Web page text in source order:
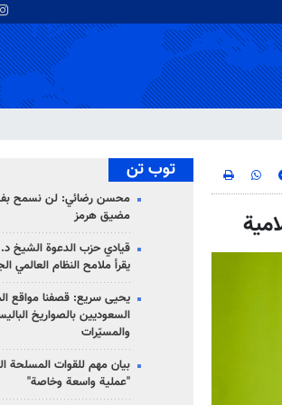
توب تن
محسن رضائي: لن نسمح
مضيق هرمز
قيادي حزب الدعوة الشيخ
يقرأ ملامح النظام العالمي
يحيى سريع: قصفنا مواقع
السعوديين بالصواريخ
والمسيّرات
بيان مهم للقوات المسلحة
"عملية واسعة وخاصة"